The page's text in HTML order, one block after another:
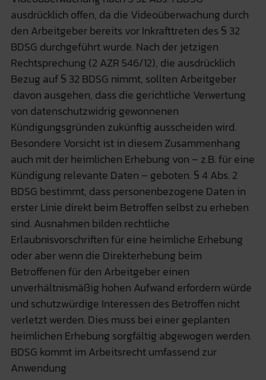
ausdrücklich offen, da die Videoüberwachung durch
den Arbeitgeber bereits vor Inkrafttreten des § 32
BDSG durchgeführt wurde. Nach der jetzigen
Rechtsprechung (2 AZR 546/12), die ausdrücklich
Bezug auf § 32 BDSG nimmt, sollten Arbeitgeber
davon ausgehen, dass die gerichtliche Verwertung
von datenschutzwidrig gewonnenen
Kündigungsgründen zukünftig ausscheiden wird.
Besondere Vorsicht ist in diesem Zusammenhang
auch mit der heimlichen Erhebung von – z.B. für eine
Kündigung relevante Daten – geboten. § 4 Abs. 2
BDSG bestimmt, dass personenbezogene Daten in
erster Linie direkt beim Betroffen selbst zu erheben
sind. Ausnahmen bilden rechtliche
Erlaubnisvorschriften für eine heimliche Erhebung
oder aber wenn die Direkterhebung beim
Betroffenen für den Arbeitgeber einen
unverhältnismäßig hohen Aufwand erfordern würde
und schutzwürdige Interessen des Betroffen nicht
verletzt werden. Dies muss bei einer geplanten
heimlichen Erhebung sorgfältig abgewogen werden.
BDSG kommt im Arbeitsrecht umfassend zur
Anwendung